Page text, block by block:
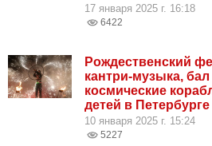
17 января 2025 г. 16:18
6422
Рождественский
кантри-музыка,
космические
детей в
10 января 2025 г. 15:24
5227